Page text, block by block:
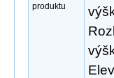
produktu